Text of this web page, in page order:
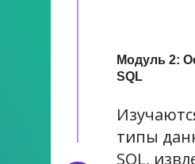
Модуль 2:
SQL
типы
SQL,